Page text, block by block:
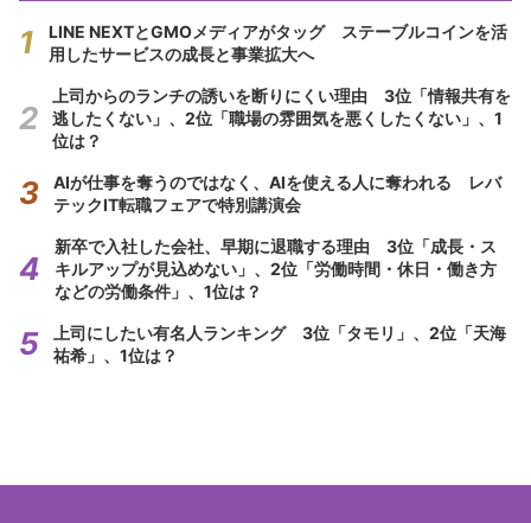
LINE NEXTとGMOメディアがタッグ ステーブルコインを活
用したサービスの成長と事業拡大へ
上司からのランチの誘いを断りにくい理由 3位「情報共有を
逃したくない」、2位「職場の雰囲気を悪くしたくない」、1
位は？
AIが仕事を奪うのではなく、AIを使える人に奪われる レバ
テックIT転職フェアで特別講演会
新卒で入社した会社、早期に退職する理由 3位「成長・ス
キルアップが見込めない」、2位「労働時間・休日・働き方
などの労働条件」、1位は？
上司にしたい有名人ランキング 3位「タモリ」、2位「天海
祐希」、1位は？